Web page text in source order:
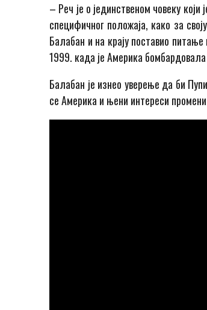
– Реч је о јединственом човеку
специфичног положаја, како за
Балабан и на крају поставио
1999. када је Америка бомбардовала
Балабан је изнео уверење да би
се Америка и њени интереси